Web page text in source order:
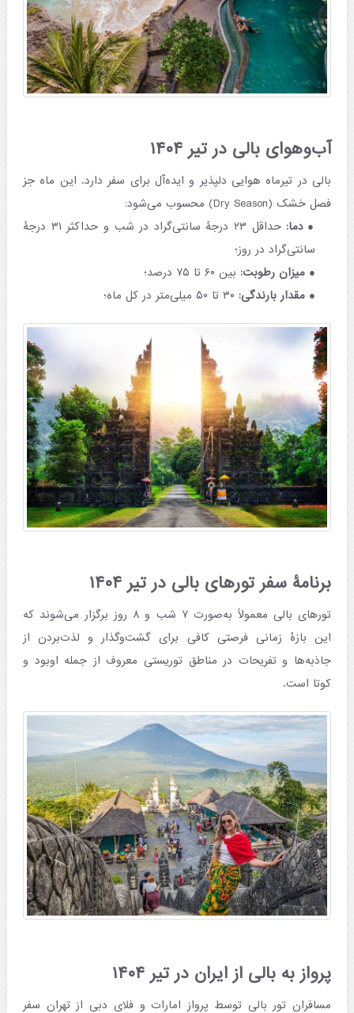
آب‌وهوای بالی در تیر ۱۴۰۴
بالی در تیرماه هوایی دلپذیر و ایده‌آل برای سفر دارد. این ماه جز
فصل‌ خشک (Dry Season) محسوب می‌شود:
دما:
حداقل ۲۳ درجۀ سانتی‌گراد در شب و حداکثر ۳۱ درجۀ
سانتی‌گراد در روز؛
میزان رطوبت: بین ۶۰ تا ۷۵ درصد؛
مقدار بارندگی:
برنامۀ سفر تورهای بالی در تیر ۱۴۰۴
تورهای بالی معمولاً به‌صورت ۷ شب و ۸ روز برگزار می‌شوند که
این بازۀ زمانی فرصتی کافی برای گشت‌وگذار و لذت‌بردن از
جاذبه‌ها و تفریحات در مناطق توریستی معروف از جمله اوبود و
کوتا است.
پرواز به بالی از ایران در تیر ۱۴۰۴
مسافران تور بالی توسط پرواز امارات و فلای دبی از تهران سفر